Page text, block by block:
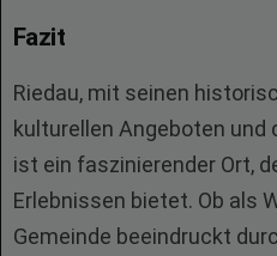
Fazit
Riedau, mit seinen
kulturellen Angeboten und
ist ein faszinierender Ort,
Erlebnissen bietet. Ob als
Gemeinde beeindruckt